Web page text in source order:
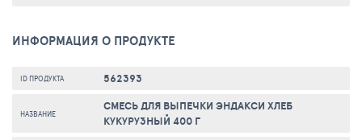
ИНФОРМАЦИЯ О ПРОДУКТЕ
ID ПРОДУКТА 562393
НАЗВАНИЕ
СМЕСЬ ДЛЯ ВЫПЕЧКИ ЭНДАКСИ ХЛЕБ
КУКУРУЗНЫЙ 400 Г